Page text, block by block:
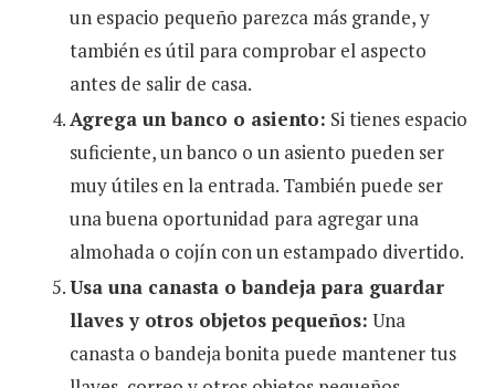
un espacio pequeño parezca más grande, y
también es útil para comprobar el aspecto
antes de salir de casa.
Agrega un banco o asiento: Si tienes espacio
suficiente, un banco o un asiento pueden ser
muy útiles en la entrada. También puede ser
una buena oportunidad para agregar una
almohada o cojín con un estampado divertido.
Usa una canasta o bandeja para guardar
llaves y otros objetos pequeños: Una
canasta o bandeja bonita puede mantener tus